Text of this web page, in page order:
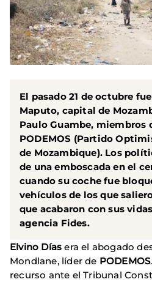
El pasado 21 de octubre
Maputo, capital de
Paulo Guambe, miembros
PODEMOS (Partido
de Mozambique). Los
de una emboscada en el
cuando su coche fue
vehículos de los que
que acabaron con sus
agencia Fides.
Elvino Días era el abogado
Mondlane, líder de PODEMOS
recurso ante el Tribunal